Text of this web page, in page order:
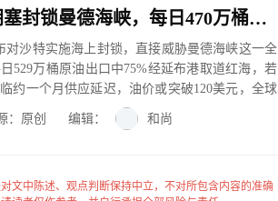
红海航道告急：胡塞封锁曼德海峡，每日470万桶沙特原油面临中断风险
对沙特实施海上封锁，直接威胁曼德海峡这一全
529万桶原油出口中75%经延布港取道红海，若
约一个月供应延迟，油价或突破120美元，全球
：原创 编辑： 和尚
文中陈述、观点判断保持中立，不对所包含内容的准确